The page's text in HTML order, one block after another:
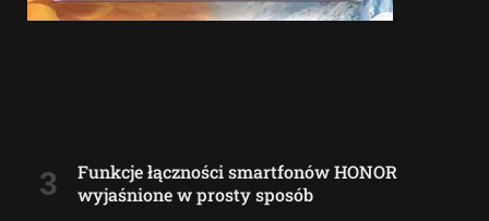
Funkcje łączności smartfonów HONOR
wyjaśnione w prosty sposób